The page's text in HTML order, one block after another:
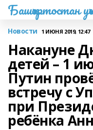
Башҡортостан
Новости 1 ИЮНЯ 2019, 12:47
Накануне
детей – 1
Путин
встречу с
при
ребёнка